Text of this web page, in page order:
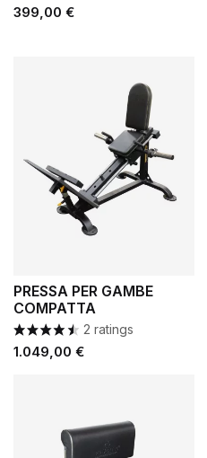
Prezzo
399,00 €
PRESSA PER GAMBE
COMPATTA
2 ratings
Prezzo
1.049,00 €